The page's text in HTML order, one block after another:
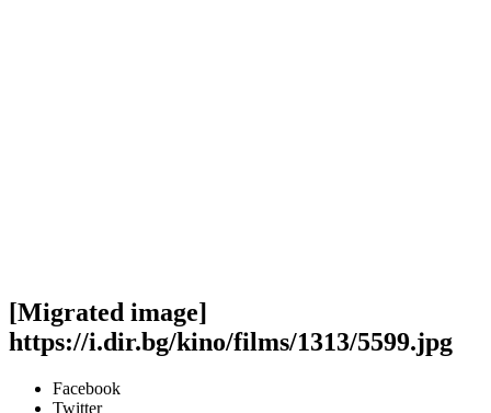
[Migrated image]
https://i.dir.bg/kino/films/1313/5599.jpg
Facebook
Twitter